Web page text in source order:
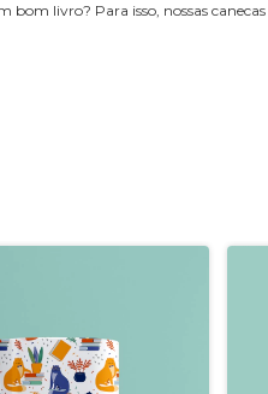
livro? Para isso, nossas